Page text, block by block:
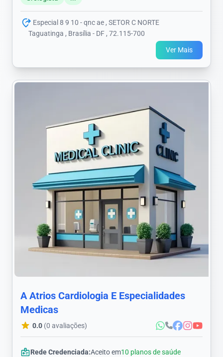
Especial 8 9 10 - qnc ae , SETOR C NORTE
Taguatinga , Brasília - DF , 72.115-700
Ver Mais
A Atrios Cardiologia E Especialidades
Medicas
0.0 (0 avaliações)
Rede Credenciada:Aceito em10 planos de saúde